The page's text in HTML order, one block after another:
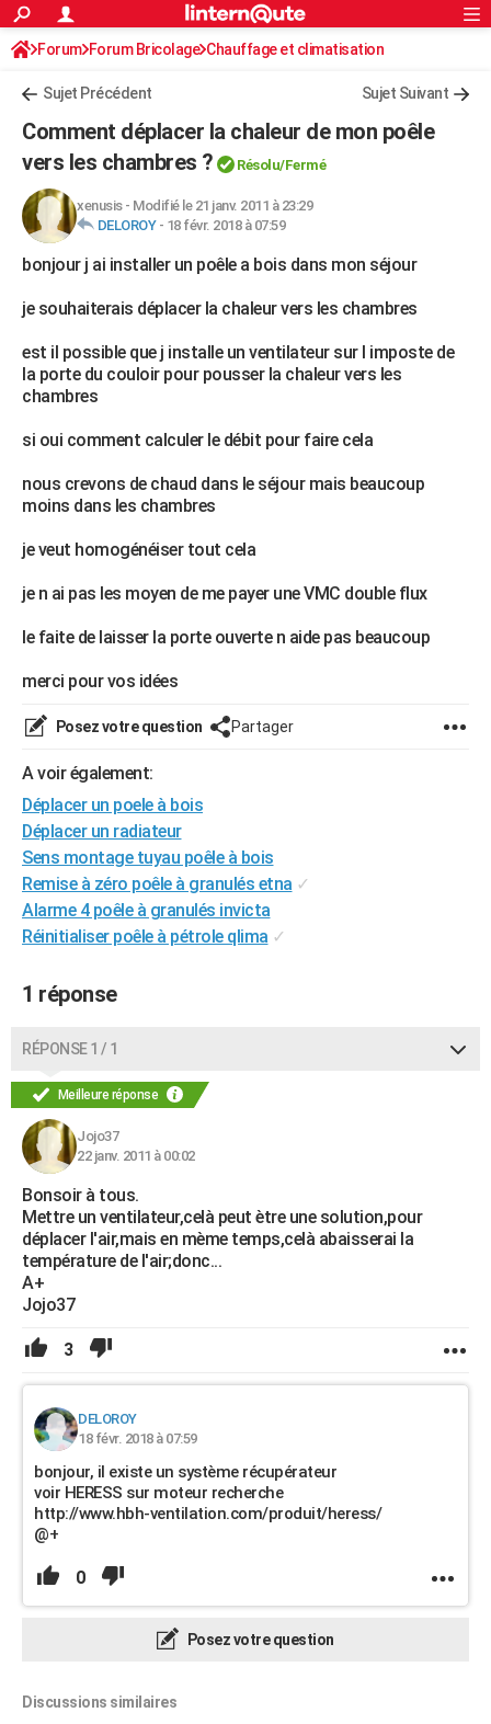
ACTUALITÉS
Politique
Société
Faits Divers
Education
Monde
Villes
+
Programme TV
Streaming
Sorties cinéma
FINANCE
Retraite
Impôts
Epargne
Immobilier
Risques naturels par ville
Banque
Assurance
Crédit
AUTO
Essais
Réserver un essai
Citadines
Berlines
SUV
Forum auto
HIGH-TECH
Guides de France
Escapades
Patrimoine
Expositions
Musées
Week-end nature
+LIFESTYLE
Destinations
City break
Voyage nature
Voyage de noces
Forum
Climat
+
GUIDES D'ACHAT
BONS PLANS
Carte de Noël
Carte Bonne année
Carte Saint-Valentin
Carte Pâques
Carte d'anniversaire
DICTIONNAIRE
Dictionnaire
Biographies
Citations
Expressions
Proverbes
PROGRAMME TV
COPAINS D'AVANT
S'inscrire
Se connecter
Lycées
Collèges
Primaires
Universités
Entreprises
Service militaire
Avis de recherche
AVIS DE DÉCÈS
Bricolage
Lifestyle
Culture
Sport
Auto
Television
Voyage
Cinema
Rechercher
S'inscrire
Connexion
Forum Forum Bricolage Chauffage et climatisation
Sujet Précédent Sujet Suivant
Comment déplacer la chaleur de mon poêle
vers les chambres ?
Résolu/Fermé
xenusis- Modifié le 21 janv. 2011 à 23:29
DELOROY- 18 févr. 2018 à 07:59
bonjour j ai installer un poêle a bois dans mon séjour
je souhaiterais déplacer la chaleur vers les chambres
est il possible que j installe un ventilateur sur l imposte de
la porte du couloir pour pousser la chaleur vers les
chambres
si oui comment calculer le débit pour faire cela
nous crevons de chaud dans le séjour mais beaucoup
moins dans les chambres
je veut homogénéiser tout cela
je n ai pas les moyen de me payer une VMC double flux
le faite de laisser la porte ouverte n aide pas beaucoup
merci pour vos idées
Posez votre question Partager
A voir également:
Déplacer un poele à bois
Déplacer un radiateur
Sens montage tuyau poêle à bois
Remise à zéro poêle à granulés etna ✓
Alarme 4 poêle à granulés invicta
Réinitialiser poêle à pétrole qlima ✓
1 réponse
RÉPONSE 1 / 1
Meilleure réponse
Jojo37
22 janv. 2011 à 00:02
Bonsoir à tous.
Mettre un ventilateur,celà peut ètre une solution,pour
déplacer l'air,mais en mème temps,celà abaisserai la
température de l'air;donc...
A+
Jojo37
3
DELOROY
18 févr. 2018 à 07:59
bonjour, il existe un système récupérateur
voir HERESS sur moteur recherche
http://www.hbh-ventilation.com/produit/heress/
@+
0
Posez votre question
Discussions similaires